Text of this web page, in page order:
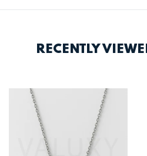
RECENTLY